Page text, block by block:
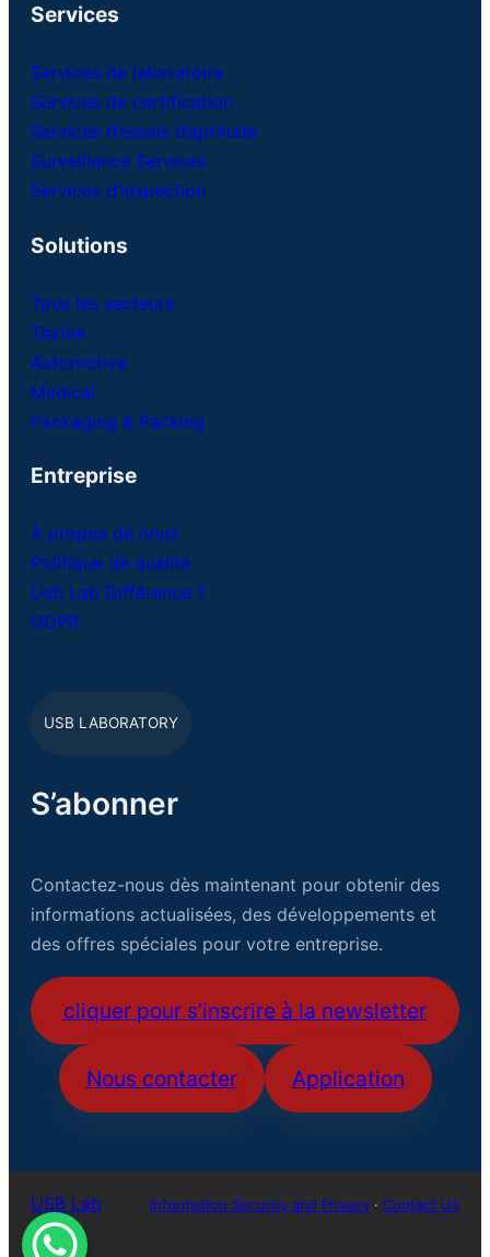
Services
Services de laboratoire
Services de certification
Services d’essais d’aptitude
Surveillance Services
Services d’inspection
Solutions
Tous les secteurs
Textile
Automotive
Medical
Packaging & Packing
Entreprise
À propos de nous
Politique de qualité
Usb Lab Différence ?
GDPR
USB LABORATORY
S’abonner
Contactez-nous dès maintenant pour obtenir des
informations actualisées, des développements et
des offres spéciales pour votre entreprise.
cliquer pour s’inscrire à la newsletter
Nous contacter Application
USB Lab Information Security and Privacy · Contact Us